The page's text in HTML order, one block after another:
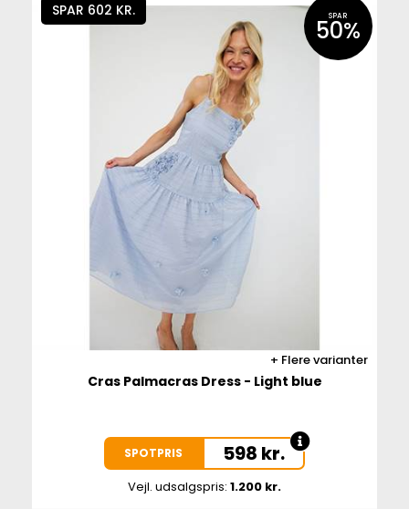
SPAR 602 KR. SPAR
50%
Flere varianter
Cras Palmacras Dress - Light blue
SPOTPRIS 598 kr.
Vejl. udsalgspris: 1.200 kr.